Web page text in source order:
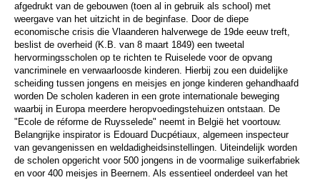
afgedrukt van de gebouwen (toen al in gebruik als school) met
weergave van het uitzicht in de beginfase. Door de diepe
economische crisis die Vlaanderen halverwege de 19de eeuw treft,
beslist de overheid (K.B. van 8 maart 1849) een tweetal
hervormingsscholen op te richten te Ruiselede voor de opvang
vancriminele en verwaarloosde kinderen. Hierbij zou een duidelijke
scheiding tussen jongens en meisjes en jonge kinderen gehandhaafd
worden De scholen kaderen in een grote internationale beweging
waarbij in Europa meerdere heropvoedingstehuizen ontstaan. De
"Ecole de réforme de Ruysselede" neemt in België het voortouw.
Belangrijke inspirator is Edouard Ducpétiaux, algemeen inspecteur
van gevangenissen en weldadigheidsinstellingen. Uiteindelijk worden
de scholen opgericht voor 500 jongens in de voormalige suikerfabriek
en voor 400 meisjes in Beernem. Als essentieel onderdeel van het